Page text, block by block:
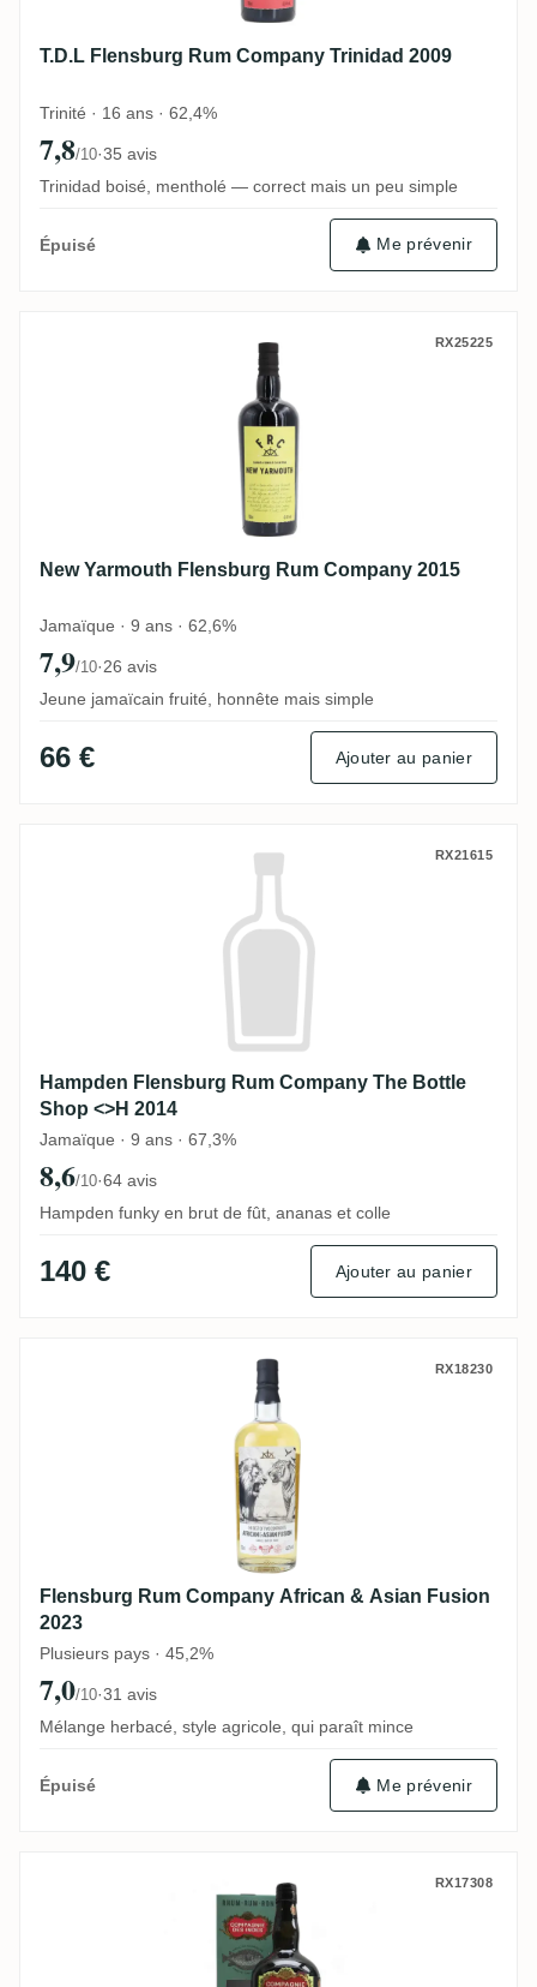
T.D.L Flensburg Rum Company Trinidad 2009
Trinité · 16 ans · 62,4%
7,8/10·35 avis
Trinidad boisé, mentholé — correct mais un peu simple
Épuisé Me prévenir
New Yarmouth Flensburg Rum Company
RX25225
New Yarmouth Flensburg Rum Company 2015
Jamaïque · 9 ans · 62,6%
7,9/10·26 avis
Jeune jamaïcain fruité, honnête mais simple
66 € Ajouter au panier
Hampden Flensburg Rum Company The
RX21615
Hampden Flensburg Rum Company The Bottle
Shop <>H 2014
Jamaïque · 9 ans · 67,3%
8,6/10·64 avis
Hampden funky en brut de fût, ananas et colle
140 € Ajouter au panier
Flensburg Rum Company African & Asian
RX18230
Flensburg Rum Company African & Asian Fusion
2023
Plusieurs pays · 45,2%
7,0/10·31 avis
Mélange herbacé, style agricole, qui paraît mince
Épuisé Me prévenir
CDI Beenleigh Australia (Plaisir di Vin &
RX17308